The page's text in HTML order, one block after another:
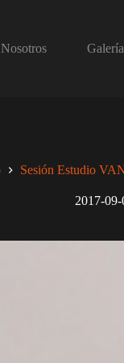
Nosotros Galería
Sesión Estudio
2017-09-